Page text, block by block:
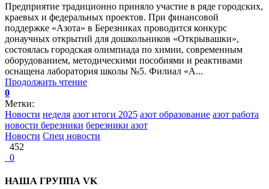
Предприятие традиционно приняло участие в ряде городских,
краевых и федеральных проектов. При финансовой
поддержке «Азота» в Березниках проводится конкурс
донаучных открытий для дошкольников «Открывашки»,
состоялась городская олимпиада по химии, современным
оборудованием, методическими пособиями и реактивами
оснащена лаборатория школы №5. Филиал «А...
Продолжить чтение
0
Метки:
Новости неделя азот итоги 2025 азот образование азот работа
новости березники березники азот
Новости Спец новости
452
0
НАША ГРУППА VK